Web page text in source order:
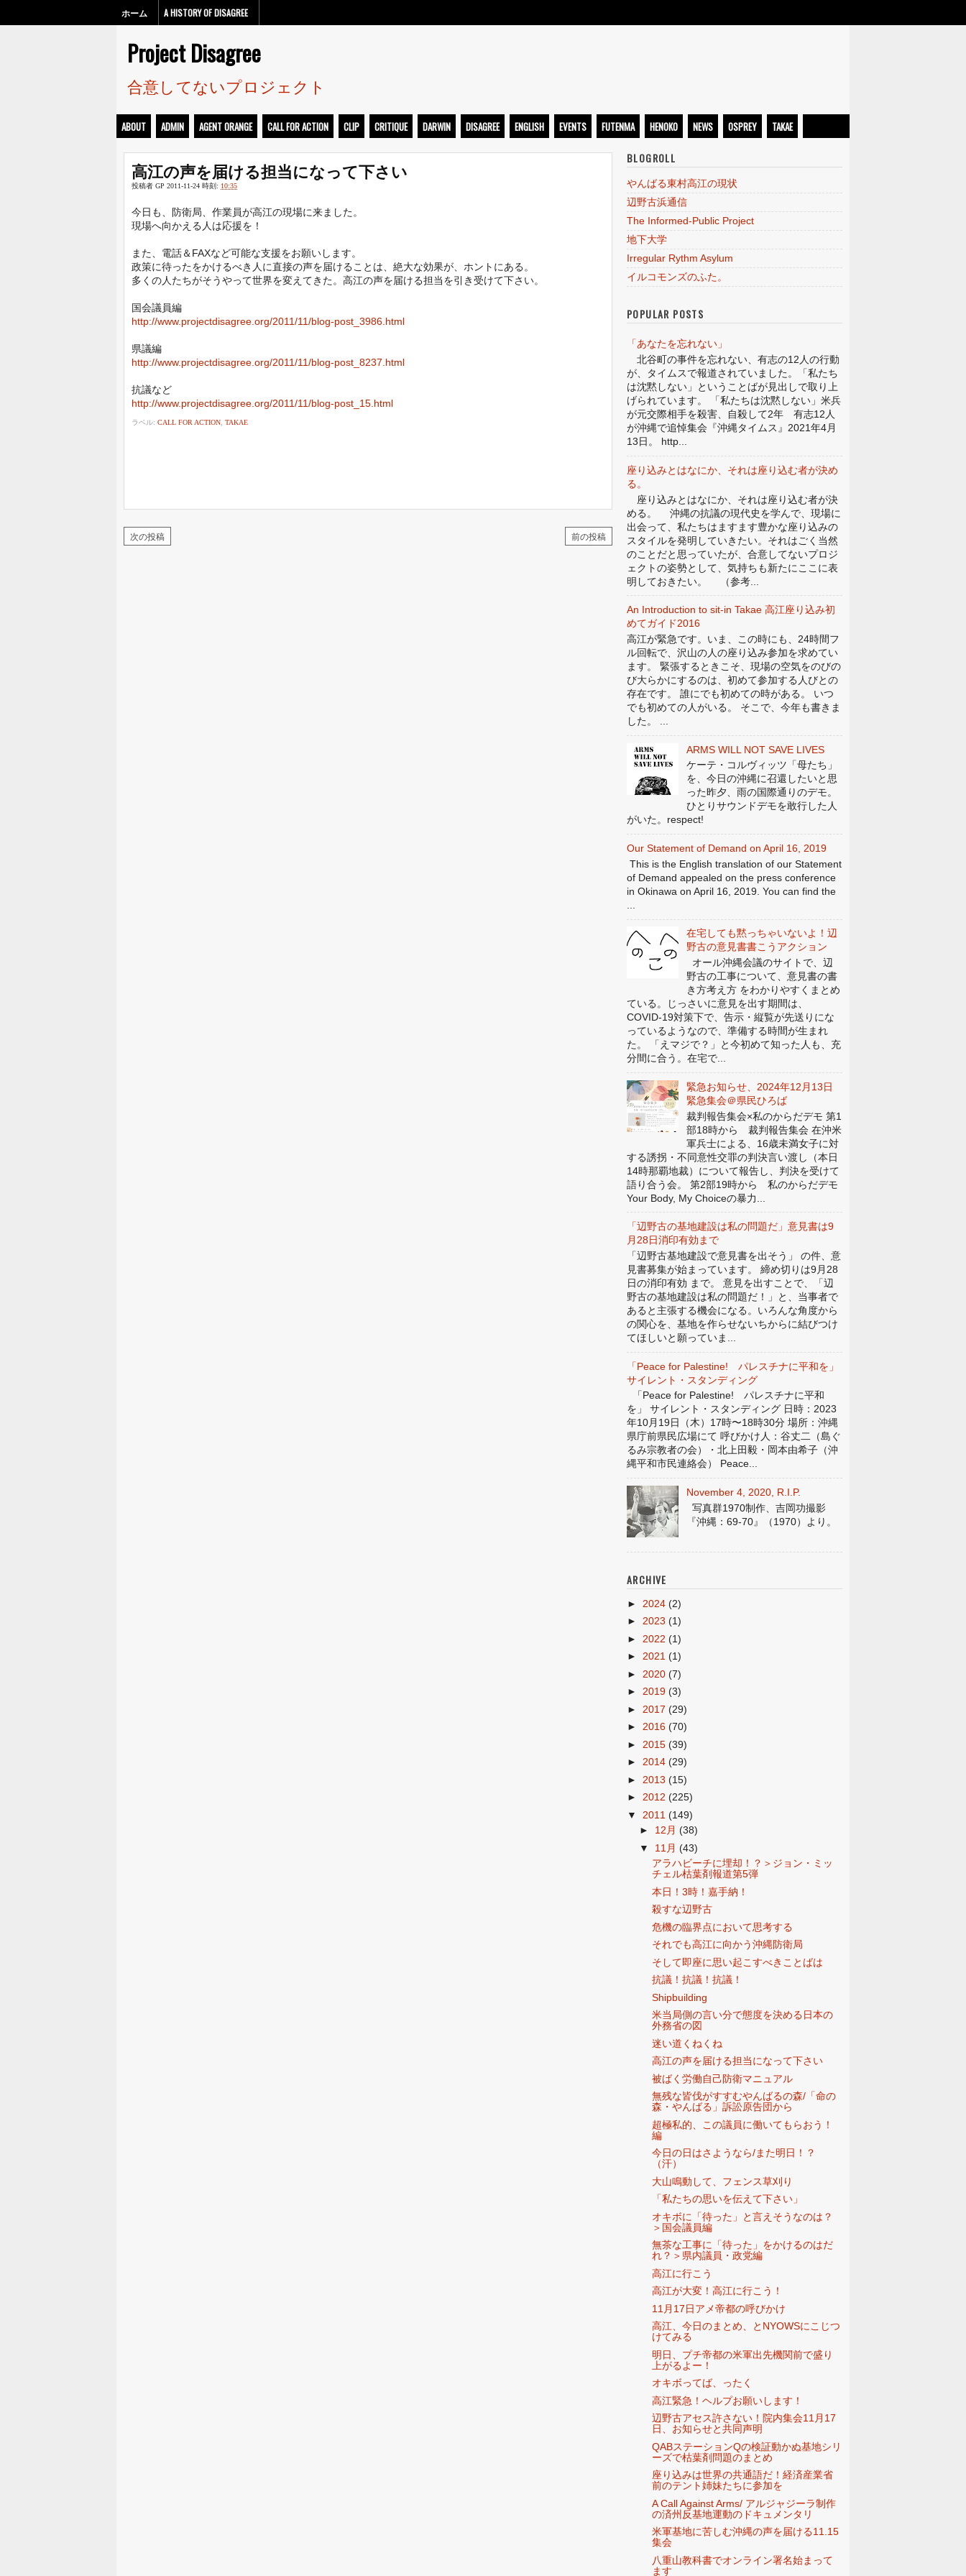
ホーム A HISTORY OF DISAGREE
Project Disagree
合意してないプロジェクト
ABOUT ADMIN AGENT ORANGE CALL FOR ACTION CLIP CRITIQUE DARWIN DISAGREE ENGLISH EVENTS FUTENMA HENOKO NEWS OSPREY TAKAE
高江の声を届ける担当になって下さい
投稿者 GP 2011-11-24 時刻: 10:35
今日も、防衛局、作業員が高江の現場に来ました。
現場へ向かえる人は応援を！
また、電話＆FAXなど可能な支援をお願いします。
政策に待ったをかけるべき人に直接の声を届けることは、絶大な効果が、ホントにある。
多くの人たちがそうやって世界を変えてきた。高江の声を届ける担当を引き受けて下さい。
国会議員編
http://www.projectdisagree.org/2011/11/blog-post_3986.html
県議編
http://www.projectdisagree.org/2011/11/blog-post_8237.html
抗議など
http://www.projectdisagree.org/2011/11/blog-post_15.html
ラベル: CALL FOR ACTION TAKAE
次の投稿 前の投稿
BLOGROLL
やんばる東村高江の現状
辺野古浜通信
The Informed-Public Project
地下大学
Irregular Rythm Asylum
イルコモンズのふた。
POPULAR POSTS
「あなたを忘れない」
北谷町の事件を忘れない、有志の12人の行動
が、タイムスで報道されていました。「私たち
は沈黙しない」ということばが見出しで取り上
げられています。 「私たちは沈黙しない」米兵
が元交際相手を殺害、自殺して2年 有志12人
が沖縄で追悼集会『沖縄タイムス』2021年4月
13日。 http...
座り込みとはなにか、それは座り込む者が決め
る。
座り込みとはなにか、それは座り込む者が決
める。 沖縄の抗議の現代史を学んで、現場に
出会って、私たちはますます豊かな座り込みの
スタイルを発明していきたい。それはごく当然
のことだと思っていたが、合意してないプロジ
ェクトの姿勢として、気持ちも新たにここに表
明しておきたい。 （参考...
An Introduction to sit-in Takae 高江座り込み初
めてガイド2016
高江が緊急です。いま、この時にも、24時間フ
ル回転で、沢山の人の座り込み参加を求めてい
ます。 緊張するときこそ、現場の空気をのびの
び大らかにするのは、初めて参加する人びとの
存在です。 誰にでも初めての時がある。 いつ
でも初めての人がいる。 そこで、今年も書きま
した。 ...
ARMS WILL NOT SAVE LIVES
ケーテ・コルヴィッツ「母たち」
を、今日の沖縄に召還したいと思
った昨夕、雨の国際通りのデモ。
ひとりサウンドデモを敢行した人
がいた。respect!
Our Statement of Demand on April 16, 2019
This is the English translation of our Statement
of Demand appealed on the press conference
in Okinawa on April 16, 2019. You can find the
在宅しても黙っちゃいないよ！辺
野古の意見書書こうアクション
オール沖縄会議のサイトで、辺
野古の工事について、意見書の書
き方考え方 をわかりやすくまとめ
ている。じっさいに意見を出す期間は、
COVID-19対策下で、告示・縦覧が先送りにな
っているようなので、準備する時間が生まれ
た。 「えマジで？」と今初めて知った人も、充
分間に合う。在宅で...
緊急お知らせ、2024年12月13日
緊急集会＠県民ひろば
裁判報告集会×私のからだデモ 第1
部18時から 裁判報告集会 在沖米
軍兵士による、16歳未満女子に対
する誘拐・不同意性交罪の判決言い渡し（本日
14時那覇地裁）について報告し、判決を受けて
語り合う会。 第2部19時から 私のからだデモ
Your Body, My Choiceの暴力...
「辺野古の基地建設は私の問題だ」意見書は9
月28日消印有効まで
「辺野古基地建設で意見書を出そう」 の件、意
見書募集が始まっています。 締め切りは9月28
日の消印有効 まで。 意見を出すことで、「辺
野古の基地建設は私の問題だ！」と、当事者で
あると主張する機会になる。いろんな角度から
の関心を、基地を作らせないちからに結びつけ
てほしいと願っていま...
「Peace for Palestine! パレスチナに平和を」
サイレント・スタンディング
「Peace for Palestine! パレスチナに平和
を」 サイレント・スタンディング 日時：2023
年10月19日（木）17時〜18時30分 場所：沖縄
県庁前県民広場にて 呼びかけ人：谷丈二（島ぐ
るみ宗教者の会）・北上田毅・岡本由希子（沖
縄平和市民連絡会） Peace...
November 4, 2020, R.I.P.
写真群1970制作、吉岡功撮影
『沖縄：69-70』（1970）より。
ARCHIVE
► 2024 (2)
► 2023 (1)
► 2022 (1)
► 2021 (1)
► 2020 (7)
► 2019 (3)
► 2017 (29)
► 2016 (70)
► 2015 (39)
► 2014 (29)
► 2013 (15)
► 2012 (225)
▼
2011 (149)
► 12月 (38)
▼
11月 (43)
アラハビーチに埋却！？＞ジョン・ミッ
チェル枯葉剤報道第5弾
本日！3時！嘉手納！
殺すな辺野古
危機の臨界点において思考する
それでも高江に向かう沖縄防衛局
そして即座に思い起こすべきことばは
抗議！抗議！抗議！
Shipbuilding
米当局側の言い分で態度を決める日本の
外務省の図
迷い道くねくね
高江の声を届ける担当になって下さい
被ばく労働自己防衛マニュアル
無残な皆伐がすすむやんばるの森/「命の
森・やんばる」訴訟原告団から
超極私的、この議員に働いてもらおう！
編
今日の日はさようなら/また明日！？
（汗）
大山鳴動して、フェンス草刈り
「私たちの思いを伝えて下さい」
オキボに「待った」と言えそうなのは？
＞国会議員編
無茶な工事に「待った」をかけるのはだ
れ？＞県内議員・政党編
高江に行こう
高江が大変！高江に行こう！
11月17日アメ帝都の呼びかけ
高江、今日のまとめ、とNYOWSにこじつ
けてみる
明日、プチ帝都の米軍出先機関前で盛り
上がるよー！
オキボってば、ったく
高江緊急！ヘルプお願いします！
辺野古アセス許さない！院内集会11月17
日、お知らせと共同声明
QABステーションQの検証動かぬ基地シリ
ーズで枯葉剤問題のまとめ
座り込みは世界の共通語だ！経済産業省
前のテント姉妹たちに参加を
A Call Against Arms/ アルジャジーラ制作
の済州反基地運動のドキュメンタリ
米軍基地に苦しむ沖縄の声を届ける11.15
集会
八重山教科書でオンライン署名始まって
ます